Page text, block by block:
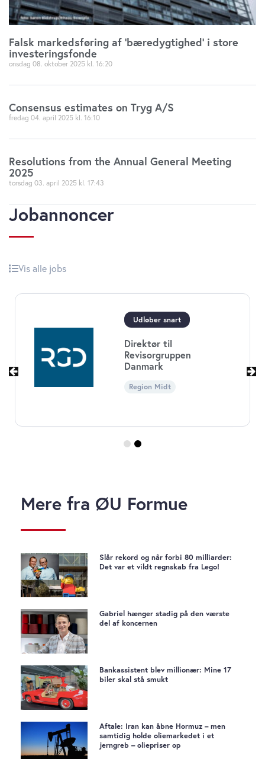
Falsk markedsføring af ’bæredygtighed’ i store
investeringsfonde
onsdag 08. oktober 2025 16:20
Consensus estimates on Tryg A/S
fredag 04. april 2025 16:10
Resolutions from the Annual General Meeting
2025
torsdag 03. april 2025 17:43
Jobannoncer
Vis alle jobs
Udløber snart
Direktør til
Revisorgruppen
Danmark
Region Midt
Mere fra ØU Formue
Slår rekord og når forbi 80 milliarder:
Det var et vildt regnskab fra Lego!
Gabriel hænger stadig på den værste
del af koncernen
Bankassistent blev millionær: Mine 17
biler skal stå smukt
Aftale: Iran kan åbne Hormuz – men
samtidig holde oliemarkedet i et
jerngreb – oliepriser op